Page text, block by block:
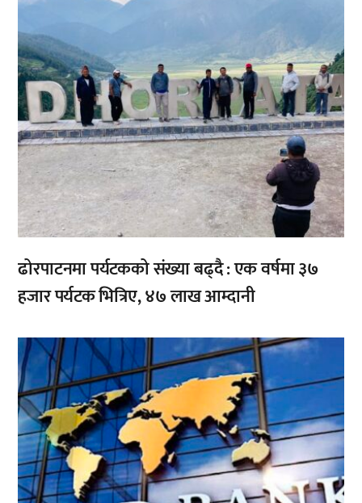
ढोरपाटनमा पर्यटकको संख्या बढ्दै : एक वर्षमा ३७
हजार पर्यटक भित्रिए, ४७ लाख आम्दानी